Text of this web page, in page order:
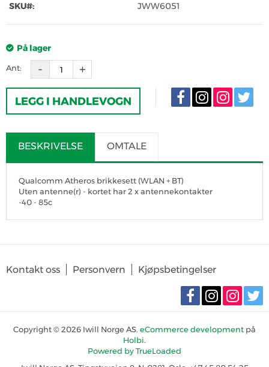
SKU#: JWW6051
På lager
Ant:
LEGG I HANDLEVOGN
BESKRIVELSE OMTALE
Qualcomm Atheros brikkesett (WLAN + BT)
Uten antenne(r) - kortet har 2 x antennekontakter
-40 - 85c
SKRIV OMTALE
produktet
Kontakt oss Personvern Kjøpsbetingelser
Copyright © 2026 Iwill Norge AS. eCommerce development på
Holbi.
Powered by TrueLoaded